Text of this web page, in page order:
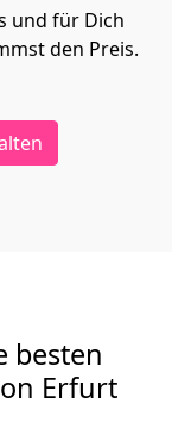
und für Dich
den Preis.
besten
Erfurt